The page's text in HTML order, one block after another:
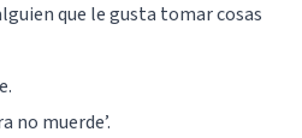
que le gusta tomar cosas
no muerde’.